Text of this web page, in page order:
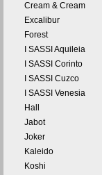
Cream & Cream
Excalibur
Forest
I SASSI Aquileia
I SASSI Corinto
I SASSI Cuzco
I SASSI Venesia
Hall
Jabot
Joker
Kaleido
Koshi